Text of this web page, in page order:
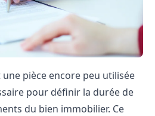
pièce encore peu utilisée
pour définir la durée de
du bien immobilier. Ce